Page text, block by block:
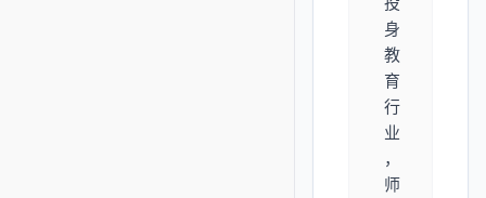
身
教
育
行
业
，
师